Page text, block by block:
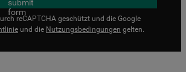
reCAPTCHA geschützt und die Google
und die Nutzungsbedingungen gelten.